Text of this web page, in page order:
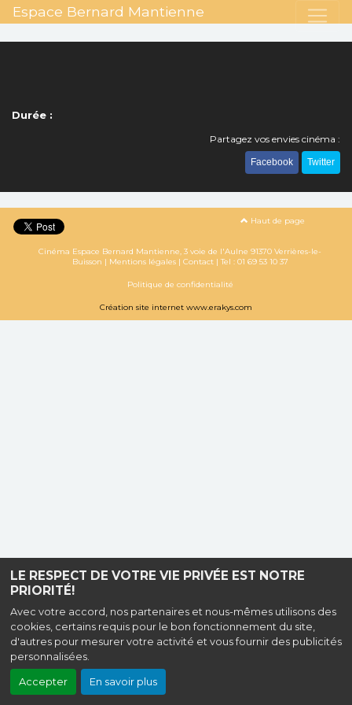
LE RESPECT DE VOTRE VIE PRIVÉE EST NOTRE
PRIORITÉ!
Avec votre accord, nos partenaires et nous-mêmes utilisons des
cookies, certains requis pour le bon fonctionnement du site,
d'autres pour mesurer votre activité et vous fournir des publicités
personnalisées.
Accepter En savoir plus
Espace Bernard Mantienne
Durée :
Partagez vos envies cinéma :
Facebook Twitter
Haut de page
Cinéma Espace Bernard Mantienne, 3 voie de l'Aulne 91370 Verrières-le-
Buisson | Mentions légales| Contact| Tel : 01 69 53 10 37
Politique de confidentialité
Création site internet www.erakys.com